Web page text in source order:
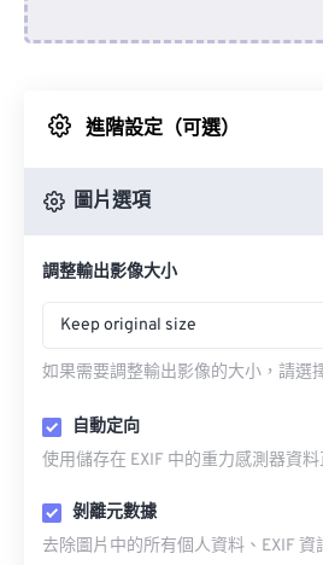
來自 Google
進階設定（可選）
圖片選項
調整輸出影像大小
Keep original size
如果需要調整輸出影像的大小，請選
自動定向
使用儲存在 EXIF 中的重力感測器資
剝離元數據
去除圖片中的所有個人資料、EXIF